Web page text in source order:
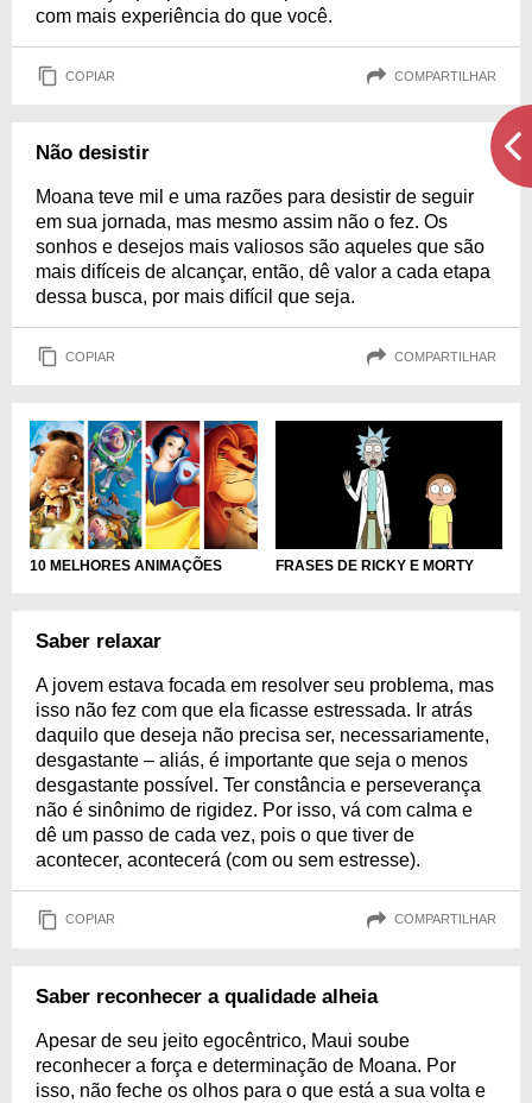
com mais experiência do que você.
COPIAR COMPARTILHAR
Não desistir
Moana teve mil e uma razões para desistir de seguir
em sua jornada, mas mesmo assim não o fez. Os
sonhos e desejos mais valiosos são aqueles que são
mais difíceis de alcançar, então, dê valor a cada etapa
dessa busca, por mais difícil que seja.
COPIAR COMPARTILHAR
10 MELHORES ANIMAÇÕES FRASES DE RICKY E MORTY
Saber relaxar
A jovem estava focada em resolver seu problema, mas
isso não fez com que ela ficasse estressada. Ir atrás
daquilo que deseja não precisa ser, necessariamente,
desgastante – aliás, é importante que seja o menos
desgastante possível. Ter constância e perseverança
não é sinônimo de rigidez. Por isso, vá com calma e
dê um passo de cada vez, pois o que tiver de
acontecer, acontecerá (com ou sem estresse).
COPIAR COMPARTILHAR
Saber reconhecer a qualidade alheia
Apesar de seu jeito egocêntrico, Maui soube
reconhecer a força e determinação de Moana. Por
isso, não feche os olhos para o que está a sua volta e